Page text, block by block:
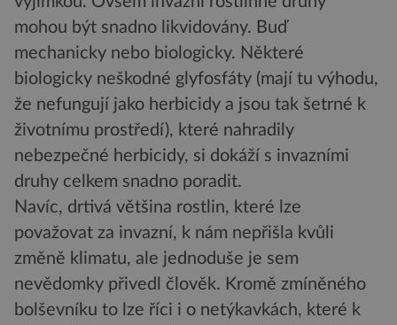
mohou být snadno likvidovány. Buď
mechanicky nebo biologicky. Některé
biologicky neškodné glyfosfáty (mají tu výhodu,
že nefungují jako herbicidy a jsou tak šetrné k
životnímu prostředí), které nahradily
nebezpečné herbicidy, si dokáží s invazními
druhy celkem snadno poradit.
Navíc, drtivá většina rostlin, které lze
považovat za invazní, k nám nepřišla kvůli
změně klimatu, ale jednoduše je sem
nevědomky přivedl člověk. Kromě zmíněného
bolševníku to lze říci i o netýkavkách, které k